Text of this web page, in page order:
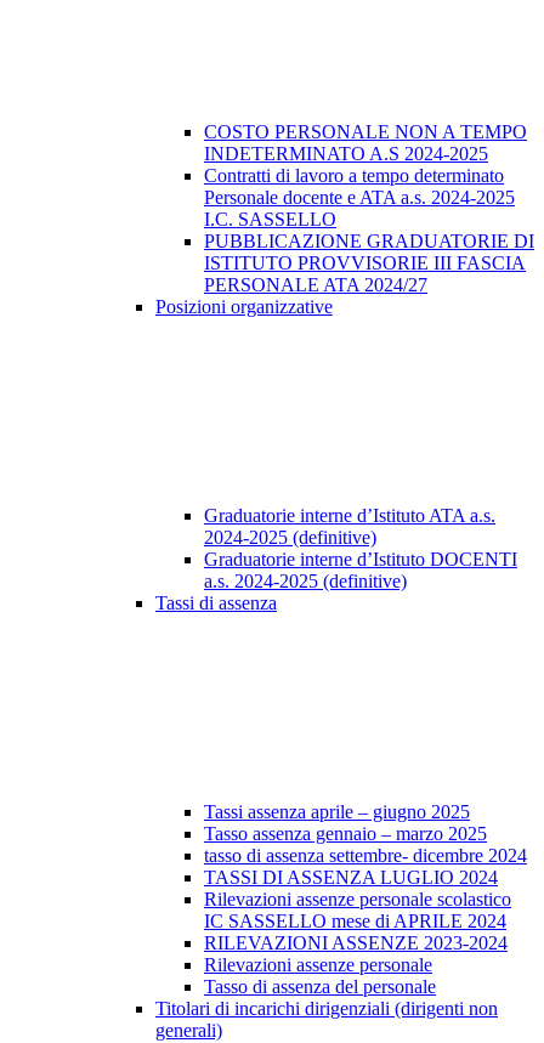
COSTO PERSONALE NON A TEMPO
INDETERMINATO A.S 2024-2025
Contratti di lavoro a tempo determinato
Personale docente e ATA a.s. 2024-2025
I.C. SASSELLO
PUBBLICAZIONE GRADUATORIE DI
ISTITUTO PROVVISORIE III FASCIA
PERSONALE ATA 2024/27
Posizioni organizzative
Graduatorie interne d’Istituto ATA a.s.
2024-2025 (definitive)
Graduatorie interne d’Istituto DOCENTI
a.s. 2024-2025 (definitive)
Tassi di assenza
Tassi assenza aprile – giugno 2025
Tasso assenza gennaio – marzo 2025
tasso di assenza settembre- dicembre 2024
TASSI DI ASSENZA LUGLIO 2024
Rilevazioni assenze personale scolastico
IC SASSELLO mese di APRILE 2024
RILEVAZIONI ASSENZE 2023-2024
Rilevazioni assenze personale
Tasso di assenza del personale
Titolari di incarichi dirigenziali (dirigenti non
generali)